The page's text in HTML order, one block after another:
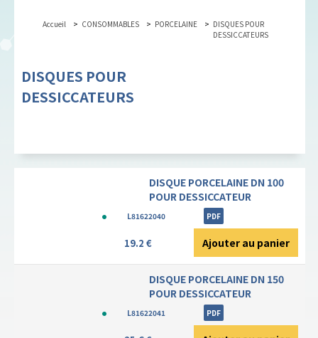
Accueil CONSOMMABLES PORCELAINE
DISQUES POUR
DESSICCATEURS
DISQUES POUR
DESSICCATEURS
DISQUE PORCELAINE DN 100
POUR DESSICCATEUR
L81622040 PDF
19.2 € Ajouter au panier
DISQUE PORCELAINE DN 150
POUR DESSICCATEUR
L81622041 PDF